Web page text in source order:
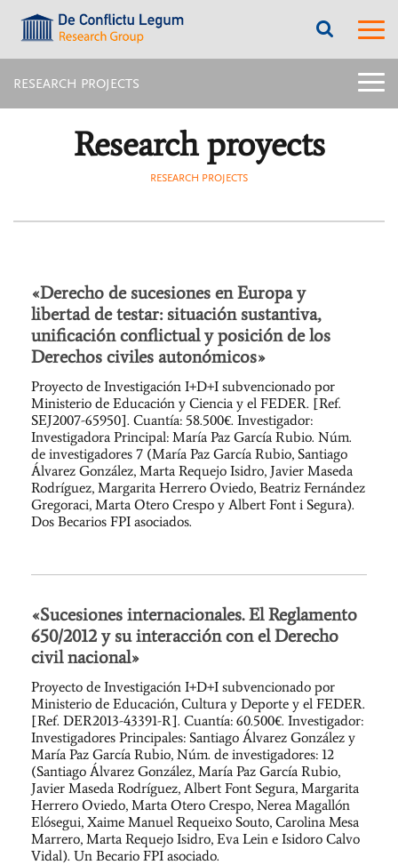
label.access.jump.content???
???
label.access.jump.header???
???
???
title:
RESEARCH PROJECTS
Research proyects
RESEARCH PROJECTS
«Derecho de sucesiones en Europa y
libertad de testar: situación sustantiva,
unificación conflictual y posición de los
Derechos civiles autonómicos»
Proyecto de Investigación I+D+I subvencionado por
Ministerio de Educación y Ciencia y el FEDER. [Ref.
SEJ2007-65950]. Cuantía: 58.500€. Investigador:
Investigadora Principal: María Paz García Rubio. Núm.
de investigadores 7 (María Paz García Rubio, Santiago
Álvarez González, Marta Requejo Isidro, Javier Maseda
Rodríguez, Margarita Herrero Oviedo, Beatriz Fernández
Gregoraci, Marta Otero Crespo y Albert Font i Segura).
Dos Becarios FPI asociados.
«Sucesiones internacionales. El Reglamento
650/2012 y su interacción con el Derecho
civil nacional»
Proyecto de Investigación I+D+I subvencionado por
Ministerio de Educación, Cultura y Deporte y el FEDER.
[Ref. DER2013-43391-R]. Cuantía: 60.500€. Investigador:
Investigadores Principales: Santiago Álvarez González y
María Paz García Rubio, Núm. de investigadores: 12
(Santiago Álvarez González, María Paz García Rubio,
Javier Maseda Rodríguez, Albert Font Segura, Margarita
Herrero Oviedo, Marta Otero Crespo, Nerea Magallón
Elósegui, Xaime Manuel Requeixo Souto, Carolina Mesa
Marrero, Marta Requejo Isidro, Eva Lein e Isidoro Calvo
Vidal). Un Becario FPI asociado.